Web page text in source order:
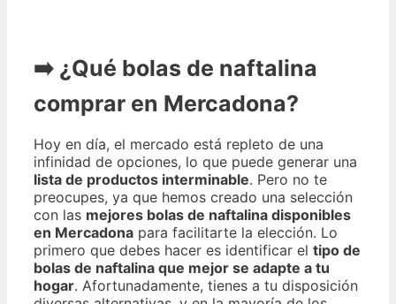
➡️ ¿Qué bolas de naftalina
comprar en Mercadona?
Hoy en día, el mercado está repleto de una
infinidad de opciones, lo que puede generar una
lista de productos interminable. Pero no te
preocupes, ya que hemos creado una selección
con las mejores bolas de naftalina disponibles
en Mercadona para facilitarte la elección. Lo
primero que debes hacer es identificar el tipo de
bolas de naftalina que mejor se adapte a tu
hogar. Afortunadamente, tienes a tu disposición